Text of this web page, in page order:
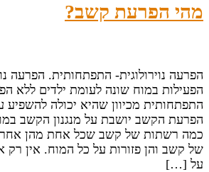
מהי הפרעת קשב?
הפרעה נוירולוגית- התפתחותית. הפרעה
הפעילות במוח שונה לעומת ילדים ללא
התפתחותית מכיוון שהיא יכולה
הפרעת הקשב יושבת על מנגנון הקשב
כמה רשתות של קשב שכל אחת מהן
של קשב והן פזורות על כל המוח. אין
על […]